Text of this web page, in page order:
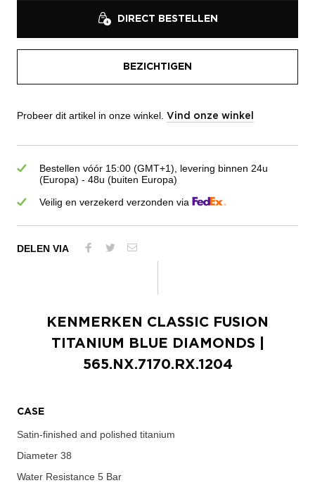
DIRECT BESTELLEN
BEZICHTIGEN
Probeer dit artikel in onze winkel. Vind onze winkel
Bestellen vóór 15:00 (GMT+1), levering binnen 24u
(Europa) - 48u (buiten Europa)
Veilig en verzekerd verzonden via
DELEN VIA
KENMERKEN CLASSIC FUSION
TITANIUM BLUE DIAMONDS
565.NX.7170.RX.1204
CASE
Satin-finished and polished titanium
Diameter 38
Water Resistance 5 Bar